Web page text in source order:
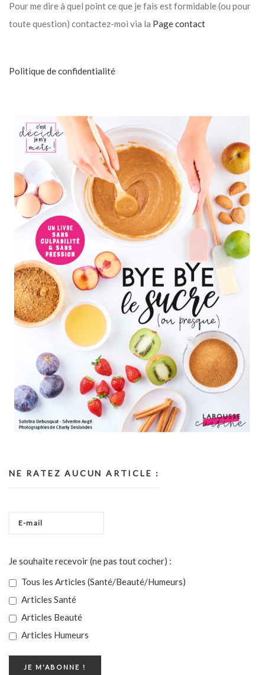
Pour me dire à quel point ce que je fais est formidable (ou pour
toute question) contactez-moi via la Page contact
Politique de confidentialité
NE RATEZ AUCUN ARTICLE :
Je souhaite recevoir (ne pas tout cocher) :
Tous les Articles (Santé/Beauté/Humeurs)
Articles Santé
Articles Beauté
Articles Humeurs